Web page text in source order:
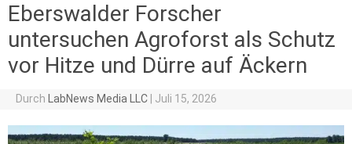
Eberswalder Forscher
untersuchen Agroforst als Schutz
vor Hitze und Dürre auf Äckern
Durch LabNews Media LLC Juli 15, 2026